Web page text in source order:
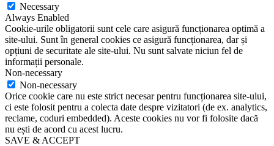
Necessary
Always Enabled
Cookie-urile obligatorii sunt cele care asigură funcționarea optimă a
site-ului. Sunt în general cookies ce asigură funcționarea, dar și
opțiuni de securitate ale site-ului. Nu sunt salvate niciun fel de
informații personale.
Non-necessary
Non-necessary
Orice cookie care nu este strict necesar pentru funcționarea site-ului,
ci este folosit pentru a colecta date despre vizitatori (de ex. analytics,
reclame, coduri embedded). Aceste cookies nu vor fi folosite dacă
nu ești de acord cu acest lucru.
SAVE & ACCEPT